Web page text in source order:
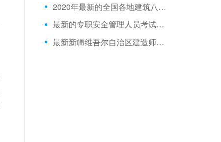
2020年最新的全国各地建筑八大员安全员在线模拟模拟习题与测试
最新的专职安全管理人员考试模拟真题跟每天一练
最新新疆维吾尔自治区建造师安全b证测试试题下载